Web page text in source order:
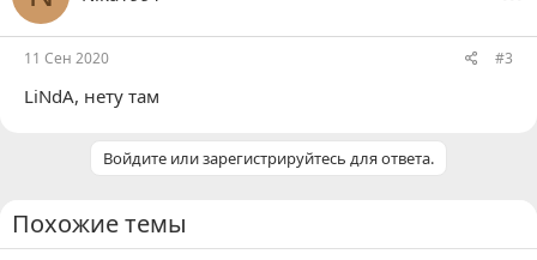
11 Сен 2020 #3
LiNdA, нету там
Войдите или зарегистрируйтесь для ответа.
Похожие темы